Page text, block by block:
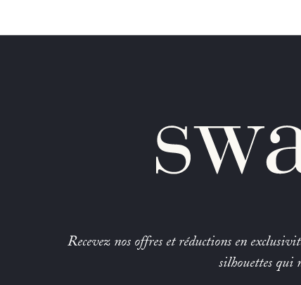
Recevez nos offres et réductions en
silhouettes qui